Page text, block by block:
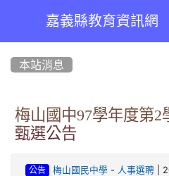
嘉義縣教育資訊網
本站消息
梅山國中97學年度第2
甄選公告
公告 梅山國民中學- 人事選聘|